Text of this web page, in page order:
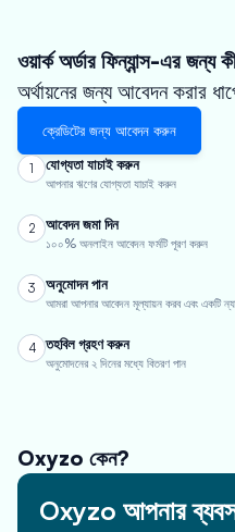
ওয়ার্ক অর্ডার ফিন্যান্স-এর জন্য
অর্থায়নের জন্য আবেদন করার
ক্রেডিটের জন্য আবেদন করুন
1 যোগ্যতা যাচাই করুন
আপনার ঋণের যোগ্যতা যাচাই করুন
2 আবেদন জমা দিন
১০০% অনলাইন আবেদন ফর্মটি পূরণ করুন
3 অনুমোদন পান
আমরা আপনার আবেদন মূল্যায়ন করব এবং একটি
4 তহবিল গ্রহণ করুন
অনুমোদনের ২ দিনের মধ্যে বিতরণ পান
Oxyzo কেন?
Oxyzo আপনার